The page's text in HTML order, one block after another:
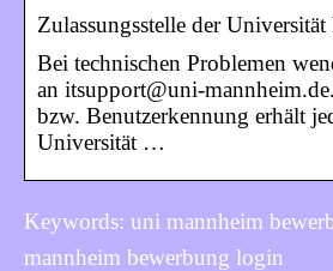
Zulassungsstelle der
Bei technischen Problemen
an itsupport@uni-
bzw. Benutzerkennung erhält
Universität …
Keywords: uni mannheim
mannheim bewerbung login